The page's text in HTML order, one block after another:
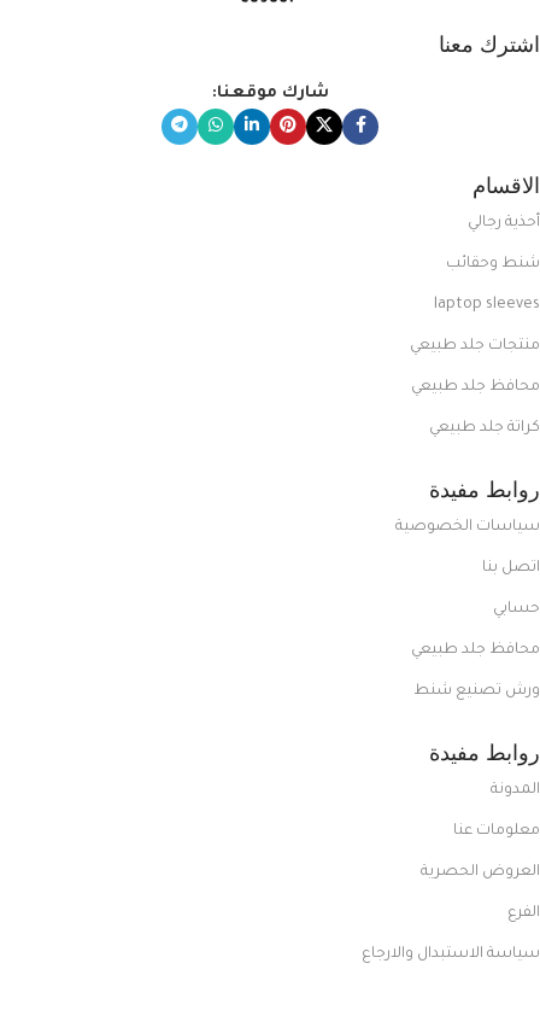
اشترك معنا
شارك موقعنا:
الاقسام
أحذية رجالي
شنط وحقائب
laptop sleeves
منتجات جلد طبيعي
محافظ جلد طبيعي
كراتة جلد طبيعي
روابط مفيدة
سياسات الخصوصية
اتصل بنا
حسابي
محافظ جلد طبيعي
ورش تصنيع شنط
روابط مفيدة
المدونة
معلومات عنا
العروض الحصرية
الفرع
سياسة الاستبدال والارجاع